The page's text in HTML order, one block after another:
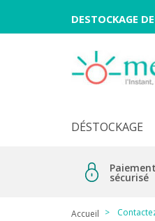
DESTOCKAGE
DÉSTOCKAGE
sécurisé
Accueil